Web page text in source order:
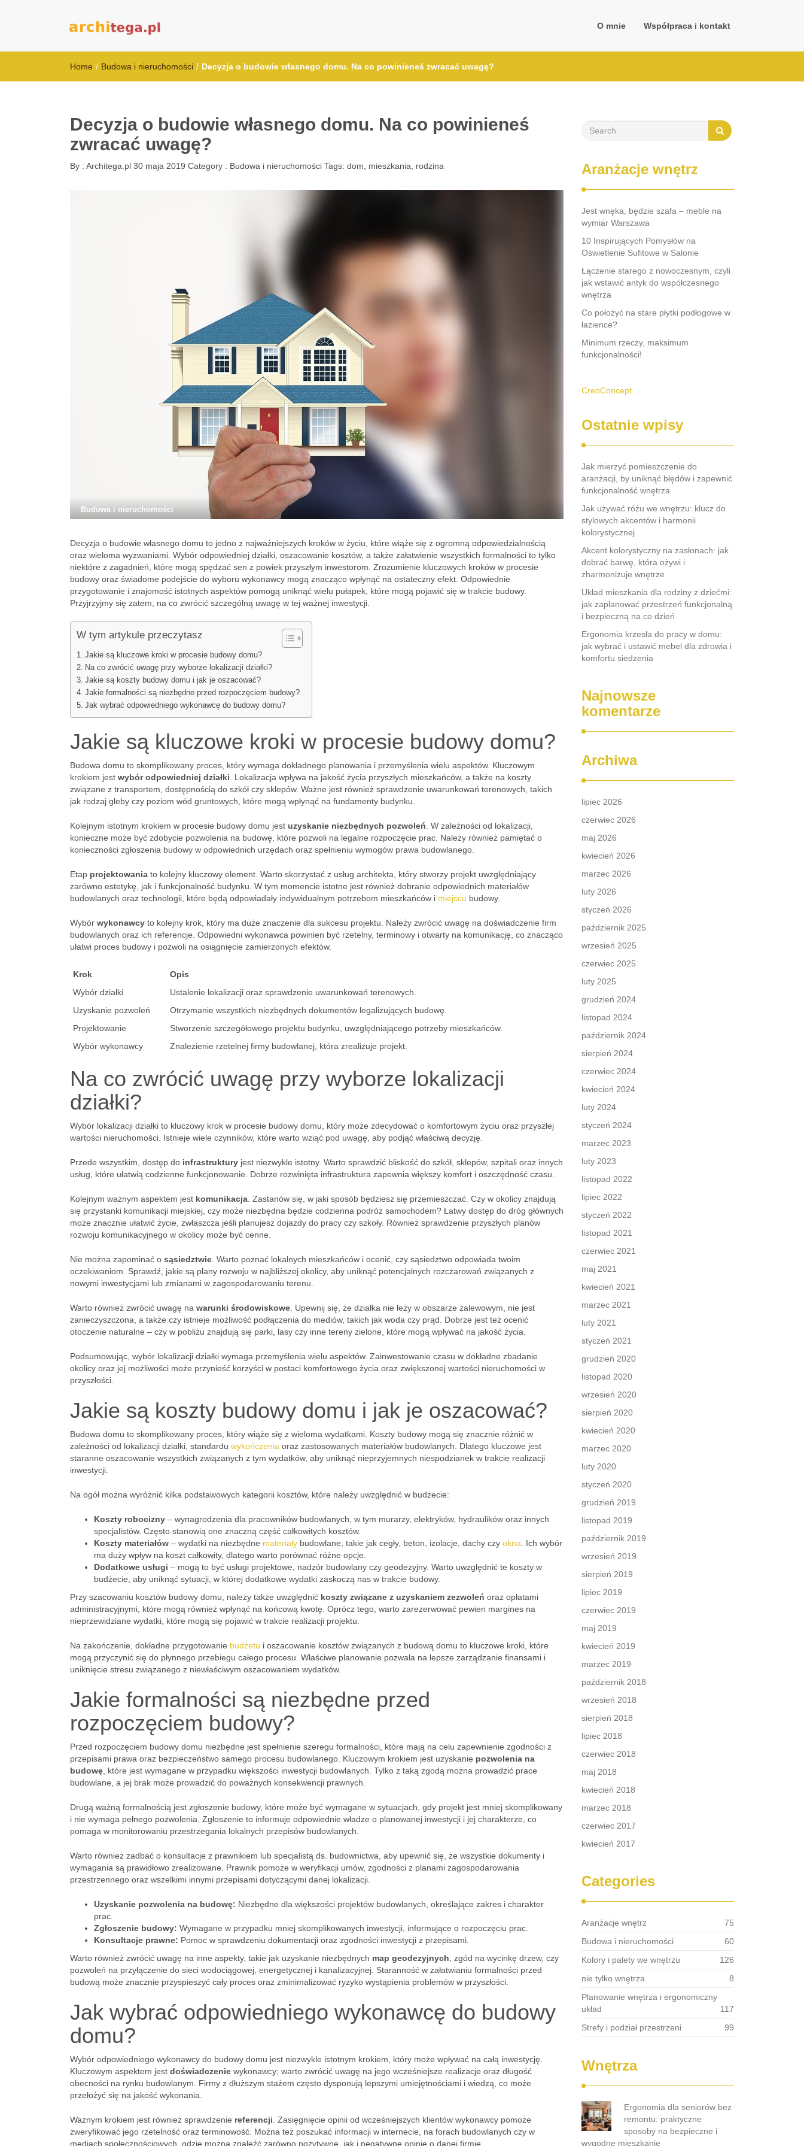
O mnie Współpraca i kontakt
Home / Budowa i nieruchomości / Decyzja o budowie własnego domu. Na co powinieneś zwracać uwagę?
Decyzja o budowie własnego domu. Na co powinieneś
zwracać uwagę?
By : Architega.pl 30 maja 2019 Category : Budowa i nieruchomości Tags: dom mieszkania rodzina
Budowa i nieruchomości
Decyzja o budowie własnego domu to jedno z najważniejszych kroków w życiu, które wiąże się z ogromną odpowiedzialnością
oraz wieloma wyzwaniami. Wybór odpowiedniej działki, oszacowanie kosztów, a także załatwienie wszystkich formalności to tylko
niektóre z zagadnień, które mogą spędzać sen z powiek przyszłym inwestorom. Zrozumienie kluczowych kroków w procesie
budowy oraz świadome podejście do wyboru wykonawcy mogą znacząco wpłynąć na ostateczny efekt. Odpowiednie
przygotowanie i znajomość istotnych aspektów pomogą uniknąć wielu pułapek, które mogą pojawić się w trakcie budowy.
Przyjrzyjmy się zatem, na co zwrócić szczególną uwagę w tej ważnej inwestycji.
W tym artykule przeczytasz
Jakie są kluczowe kroki w procesie budowy domu?
Na co zwrócić uwagę przy wyborze lokalizacji działki?
Jakie są koszty budowy domu i jak je oszacować?
Jakie formalności są niezbędne przed rozpoczęciem budowy?
Jak wybrać odpowiedniego wykonawcę do budowy domu?
Jakie są kluczowe kroki w procesie budowy domu?
Budowa domu to skomplikowany proces, który wymaga dokładnego planowania i przemyślenia wielu aspektów. Kluczowym
krokiem jest wybór odpowiedniej działki . Lokalizacja wpływa na jakość życia przyszłych mieszkańców, a także na koszty
związane z transportem, dostępnością do szkół czy sklepów. Ważne jest również sprawdzenie uwarunkowań terenowych, takich
jak rodzaj gleby czy poziom wód gruntowych, które mogą wpłynąć na fundamenty budynku.
Kolejnym istotnym krokiem w procesie budowy domu jest uzyskanie niezbędnych pozwoleń . W zależności od lokalizacji,
konieczne może być zdobycie pozwolenia na budowę, które pozwoli na legalne rozpoczęcie prac. Należy również pamiętać o
konieczności zgłoszenia budowy w odpowiednich urzędach oraz spełnieniu wymogów prawa budowlanego.
Etap projektowania to kolejny kluczowy element. Warto skorzystać z usług architekta, który stworzy projekt uwzględniający
zarówno estetykę, jak i funkcjonalność budynku. W tym momencie istotne jest również dobranie odpowiednich materiałów
budowlanych oraz technologii, które będą odpowiadały indywidualnym potrzebom mieszkańców i miejscu budowy.
Wybór wykonawcy to kolejny krok, który ma duże znaczenie dla sukcesu projektu. Należy zwrócić uwagę na doświadczenie firm
budowlanych oraz ich referencje. Odpowiedni wykonawca powinien być rzetelny, terminowy i otwarty na komunikację, co znacząco
ułatwi proces budowy i pozwoli na osiągnięcie zamierzonych efektów.
Krok
Opis
Wybór działki
Ustalenie lokalizacji oraz sprawdzenie uwarunkowań terenowych.
Uzyskanie pozwoleń
Otrzymanie wszystkich niezbędnych dokumentów legalizujących budowę.
Projektowanie
Stworzenie szczegółowego projektu budynku, uwzględniającego potrzeby mieszkańców.
Wybór wykonawcy
Znalezienie rzetelnej firmy budowlanej, która zrealizuje projekt.
Na co zwrócić uwagę przy wyborze lokalizacji
działki?
Wybór lokalizacji działki to kluczowy krok w procesie budowy domu, który może zdecydować o komfortowym życiu oraz przyszłej
wartości nieruchomości. Istnieje wiele czynników, które warto wziąć pod uwagę, aby podjąć właściwą decyzję.
Przede wszystkim, dostęp do infrastruktury jest niezwykle istotny. Warto sprawdzić bliskość do szkół, sklepów, szpitali oraz innych
usług, które ułatwią codzienne funkcjonowanie. Dobrze rozwinięta infrastruktura zapewnia większy komfort i oszczędność czasu.
Kolejnym ważnym aspektem jest komunikacja . Zastanów się, w jaki sposób będziesz się przemieszczać. Czy w okolicy znajdują
się przystanki komunikacji miejskiej, czy może niezbędna będzie codzienna podróż samochodem? Łatwy dostęp do dróg głównych
może znacznie ułatwić życie, zwłaszcza jeśli planujesz dojazdy do pracy czy szkoły. Również sprawdzenie przyszłych planów
rozwoju komunikacyjnego w okolicy może być cenne.
Nie można zapominać o sąsiedztwie . Warto poznać lokalnych mieszkańców i ocenić, czy sąsiedztwo odpowiada twoim
oczekiwaniom. Sprawdź, jakie są plany rozwoju w najbliższej okolicy, aby uniknąć potencjalnych rozczarowań związanych z
nowymi inwestycjami lub zmianami w zagospodarowaniu terenu.
Warto również zwrócić uwagę na warunki środowiskowe . Upewnij się, że działka nie leży w obszarze zalewowym, nie jest
zanieczyszczona, a także czy istnieje możliwość podłączenia do mediów, takich jak woda czy prąd. Dobrze jest też ocenić
otoczenie naturalne – czy w pobliżu znajdują się parki, lasy czy inne tereny zielone, które mogą wpływać na jakość życia.
Podsumowując, wybór lokalizacji działki wymaga przemyślenia wielu aspektów. Zainwestowanie czasu w dokładne zbadanie
okolicy oraz jej możliwości może przynieść korzyści w postaci komfortowego życia oraz zwiększonej wartości nieruchomości w
przyszłości.
Jakie są koszty budowy domu i jak je oszacować?
Budowa domu to skomplikowany proces, który wiąże się z wieloma wydatkami. Koszty budowy mogą się znacznie różnić w
zależności od lokalizacji działki, standardu wykończenia oraz zastosowanych materiałów budowlanych. Dlatego kluczowe jest
staranne oszacowanie wszystkich związanych z tym wydatków, aby uniknąć nieprzyjemnych niespodzianek w trakcie realizacji
inwestycji.
Na ogół można wyróżnić kilka podstawowych kategorii kosztów, które należy uwzględnić w budżecie:
Koszty robocizny – wynagrodzenia dla pracowników budowlanych, w tym murarzy, elektryków, hydraulików oraz innych
specjalistów. Często stanowią one znaczną część całkowitych kosztów.
Koszty materiałów – wydatki na niezbędne materiały budowlane, takie jak cegły, beton, izolacje, dachy czy okna . Ich wybór
ma duży wpływ na koszt całkowity, dlatego warto porównać różne opcje.
Dodatkowe usługi – mogą to być usługi projektowe, nadzór budowlany czy geodezyjny. Warto uwzględnić te koszty w
budżecie, aby uniknąć sytuacji, w której dodatkowe wydatki zaskoczą nas w trakcie budowy.
Przy szacowaniu kosztów budowy domu, należy także uwzględnić koszty związane z uzyskaniem zezwoleń oraz opłatami
administracyjnymi, które mogą również wpłynąć na końcową kwotę. Oprócz tego, warto zarezerwować pewien margines na
nieprzewidziane wydatki, które mogą się pojawić w trakcie realizacji projektu.
Na zakończenie, dokładne przygotowanie budżetu i oszacowanie kosztów związanych z budową domu to kluczowe kroki, które
mogą przyczynić się do płynnego przebiegu całego procesu. Właściwe planowanie pozwala na lepsze zarządzanie finansami i
uniknięcie stresu związanego z niewłaściwym oszacowaniem wydatków.
Jakie formalności są niezbędne przed
rozpoczęciem budowy?
Przed rozpoczęciem budowy domu niezbędne jest spełnienie szeregu formalności, które mają na celu zapewnienie zgodności z
przepisami prawa oraz bezpieczeństwo samego procesu budowlanego. Kluczowym krokiem jest uzyskanie pozwolenia na
budowę , które jest wymagane w przypadku większości inwestycji budowlanych. Tylko z taką zgodą można prowadzić prace
budowlane, a jej brak może prowadzić do poważnych konsekwencji prawnych.
Drugą ważną formalnością jest zgłoszenie budowy, które może być wymagane w sytuacjach, gdy projekt jest mniej skomplikowany
i nie wymaga pełnego pozwolenia. Zgłoszenie to informuje odpowiednie władze o planowanej inwestycji i jej charakterze, co
pomaga w monitorowaniu przestrzegania lokalnych przepisów budowlanych.
Warto również zadbać o konsultacje z prawnikiem lub specjalistą ds. budownictwa, aby upewnić się, że wszystkie dokumenty i
wymagania są prawidłowo zrealizowane. Prawnik pomoże w weryfikacji umów, zgodności z planami zagospodarowania
przestrzennego oraz wszelkimi innymi przepisami dotyczącymi danej lokalizacji.
Uzyskanie pozwolenia na budowę: Niezbędne dla większości projektów budowlanych, określające zakres i charakter
prac.
Zgłoszenie budowy: Wymagane w przypadku mniej skomplikowanych inwestycji, informujące o rozpoczęciu prac.
Konsultacje prawne: Pomoc w sprawdzeniu dokumentacji oraz zgodności inwestycji z przepisami.
Warto również zwrócić uwagę na inne aspekty, takie jak uzyskanie niezbędnych map geodezyjnych , zgód na wycinkę drzew, czy
pozwoleń na przyłączenie do sieci wodociągowej, energetycznej i kanalizacyjnej. Staranność w załatwianiu formalności przed
budową może znacznie przyspieszyć cały proces oraz zminimalizować ryzyko wystąpienia problemów w przyszłości.
Jak wybrać odpowiedniego wykonawcę do budowy
domu?
Wybór odpowiedniego wykonawcy do budowy domu jest niezwykle istotnym krokiem, który może wpływać na całą inwestycję.
Kluczowym aspektem jest doświadczenie wykonawcy; warto zwrócić uwagę na jego wcześniejsze realizacje oraz długość
obecności na rynku budowlanym. Firmy z dłuższym stażem często dysponują lepszymi umiejętnościami i wiedzą, co może
przełożyć się na jakość wykonania.
Ważnym krokiem jest również sprawdzenie referencji . Zasięgnięcie opinii od wcześniejszych klientów wykonawcy pomoże
zweryfikować jego rzetelność oraz terminowość. Można też poszukać informacji w internecie, na forach budowlanych czy w
mediach społecznościowych, gdzie można znaleźć zarówno pozytywne, jak i negatywne opinie o danej firmie.
Aranżacje wnętrz
Jest wnęka, będzie szafa – meble na
wymiar Warszawa
10 Inspirujących Pomysłów na
Oświetlenie Sufitowe w Salonie
Łączenie starego z nowoczesnym, czyli
jak wstawić antyk do współczesnego
wnętrza
Co położyć na stare płytki podłogowe w
łazience?
Minimum rzeczy, maksimum
funkcjonalności!
CreoConcept
Ostatnie wpisy
Jak mierzyć pomieszczenie do
aranżacji, by uniknąć błędów i zapewnić
funkcjonalność wnętrza
Jak używać różu we wnętrzu: klucz do
stylowych akcentów i harmonii
kolorystycznej
Akcent kolorystyczny na zasłonach: jak
dobrać barwę, która ożywi i
zharmonizuje wnętrze
Układ mieszkania dla rodziny z dziećmi:
jak zaplanować przestrzeń funkcjonalną
i bezpieczną na co dzień
Ergonomia krzesła do pracy w domu:
jak wybrać i ustawić mebel dla zdrowia i
komfortu siedzenia
Najnowsze
komentarze
Archiwa
lipiec 2026
czerwiec 2026
maj 2026
kwiecień 2026
marzec 2026
luty 2026
styczeń 2026
październik 2025
wrzesień 2025
czerwiec 2025
luty 2025
grudzień 2024
listopad 2024
październik 2024
sierpień 2024
czerwiec 2024
kwiecień 2024
luty 2024
styczeń 2024
marzec 2023
luty 2023
listopad 2022
lipiec 2022
styczeń 2022
listopad 2021
czerwiec 2021
maj 2021
kwiecień 2021
marzec 2021
luty 2021
styczeń 2021
grudzień 2020
listopad 2020
wrzesień 2020
sierpień 2020
kwiecień 2020
marzec 2020
luty 2020
styczeń 2020
grudzień 2019
listopad 2019
październik 2019
wrzesień 2019
sierpień 2019
lipiec 2019
czerwiec 2019
maj 2019
kwiecień 2019
marzec 2019
październik 2018
wrzesień 2018
sierpień 2018
lipiec 2018
czerwiec 2018
maj 2018
kwiecień 2018
marzec 2018
czerwiec 2017
kwiecień 2017
Categories
Aranżacje wnętrz
75
Budowa i nieruchomości
60
Kolory i palety we wnętrzu
126
nie tylko wnętrza
8
Planowanie wnętrza i ergonomiczny
układ
117
Strefy i podział przestrzeni
99
Wnętrza
Ergonomia dla seniorów bez
remontu: praktyczne
sposoby na bezpieczne i
wygodne mieszkanie